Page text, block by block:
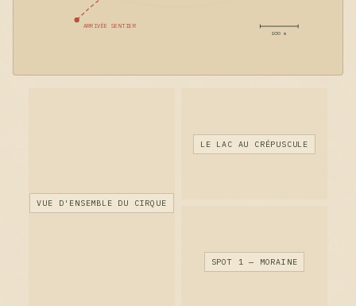
ARRIVÉE SENTIER
100 m
VUE D'ENSEMBLE DU CIRQUE
LE LAC AU CRÉPUSCULE
SPOT 1 — MORAINE